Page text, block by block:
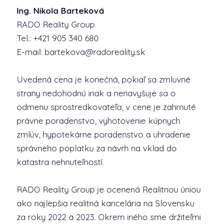
Ing. Nikola Barteková
RADO Reality Group
Tel.: +421 905 340 680
E-mail: bartekova@radoreality.sk
Uvedená cena je konečná, pokiaľ sa zmluvné
strany nedohodnú inak a nenavyšuje sa o
odmenu sprostredkovateľa, v cene je zahrnuté
právne poradenstvo, vyhotovenie kúpnych
zmlúv, hypotekárne poradenstvo a uhradenie
správneho poplatku za návrh na vklad do
katastra nehnuteľností.
RADO Reality Group je ocenená Realitnou úniou
ako najlepšia realitná kancelária na Slovensku
za roky 2022 a 2023. Okrem iného sme držiteľmi